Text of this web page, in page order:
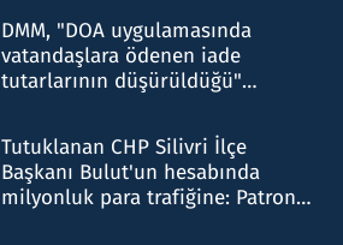
DMM, "DOA uygulamasında
vatandaşlara ödenen iade
tutarlarının düşürüldüğü"
Tutuklanan CHP Silivri İlçe
Başkanı Bulut'un hesabında
milyonluk para trafiğine: Patron